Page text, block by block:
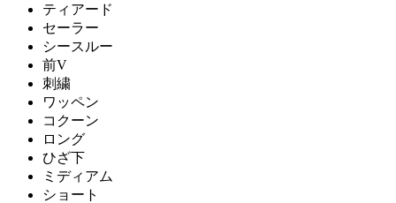
ティアード
セーラー
シースルー
前V
刺繍
ワッペン
コクーン
ロング
ひざ下
ミディアム
ショート